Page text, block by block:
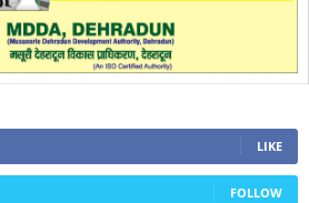
LIKE
FOLLOW